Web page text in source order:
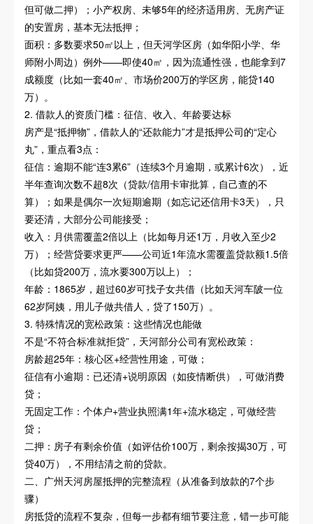
但可做二押）；小产权房、未够5年的经济适用房、无房产证
的安置房，基本无法抵押；
面积：多数要求50㎡以上，但天河学区房（如华阳小学、华
师附小周边）例外——即使40㎡，因为流通性强，也能拿到7
成额度（比如一套40㎡、市场价200万的学区房，能贷140
万）。
2. 借款人的资质门槛：征信、收入、年龄要达标
房产是“抵押物”，借款人的“还款能力”才是抵押公司的“定心
丸”，重点看3点：
征信：逾期不能“连3累6”（连续3个月逾期，或累计6次），近
半年查询次数不超8次（贷款/信用卡审批算，自己查的不
算）；如果是偶尔一次短期逾期（如忘记还信用卡3天），只
要还清，大部分公司能接受；
收入：月供需覆盖2倍以上（比如每月还1万，月收入至少2
万）；经营贷要求更严——公司近1年流水需覆盖贷款额1.5倍
（比如贷200万，流水要300万以上）；
年龄：1865岁，超过60岁可找子女共借（比如天河车陂一位
62岁阿姨，用儿子做共借人，贷了150万）。
3. 特殊情况的宽松政策：这些情况也能做
不是“不符合标准就拒贷”，天河部分公司有宽松政策：
房龄超25年：核心区+经营性用途，可做；
征信有小逾期：已还清+说明原因（如疫情断供），可做消费
贷；
无固定工作：个体户+营业执照满1年+流水稳定，可做经营
贷；
二押：房子有剩余价值（如评估价100万，剩余按揭30万，可
贷40万），不用结清之前的贷款。
二、广州天河房屋抵押的完整流程（从准备到放款的7个步
骤）
房抵贷的流程不复杂，但每一步都有细节要注意，错一步可能